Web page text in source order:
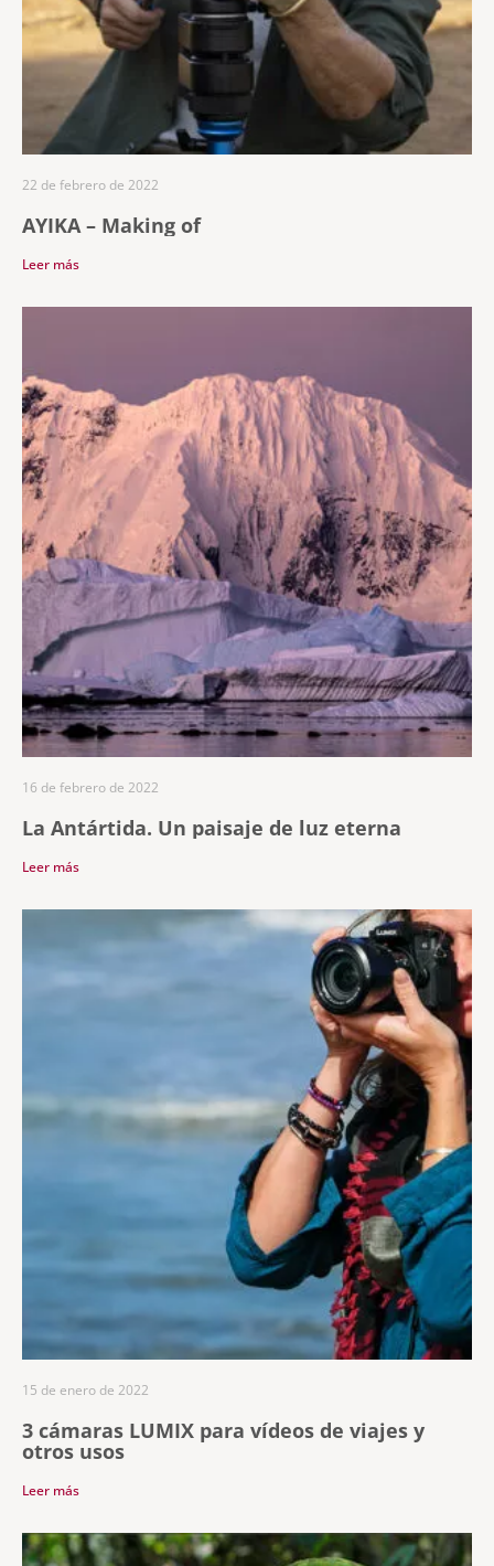
AYIKA – Making of
22 de febrero de 2022
Leer más
La Antártida. Un paisaje de luz eterna
16 de febrero de 2022
Leer más
3 cámaras LUMIX para vídeos de viajes y
otros usos
15 de enero de 2022
Leer más